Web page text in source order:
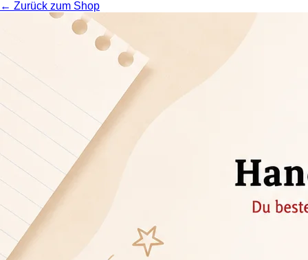
← Zurück zum Shop